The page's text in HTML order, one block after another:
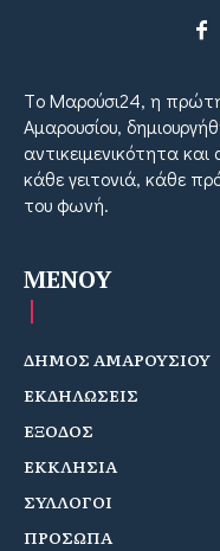
Tο Μαρούσι24, η πρώτη
Αμαρουσίου,
αντικειμενικότητα
κάθε γειτονιά, κάθε
του φωνή.
MENOY
ΔΗΜΟΣ ΑΜΑΡΟΥΣΙΟΥ
ΕΚΔΗΛΩΣΕΙΣ
ΕΞΟΔΟΣ
ΕΚΚΛΗΣΙΑ
ΣΥΛΛΟΓΟΙ
ΠΡΟΣΩΠΑ